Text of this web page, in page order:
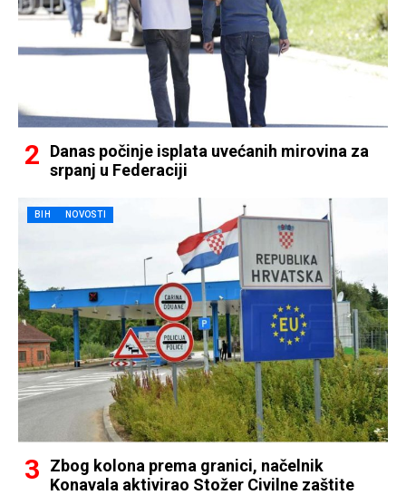
Danas počinje isplata uvećanih mirovina za
srpanj u Federaciji
BIH NOVOSTI
Zbog kolona prema granici, načelnik
Konavala aktivirao Stožer Civilne zaštite